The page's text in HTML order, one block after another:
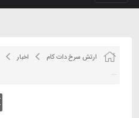
ارتش سرخ دات کام اخبار
...